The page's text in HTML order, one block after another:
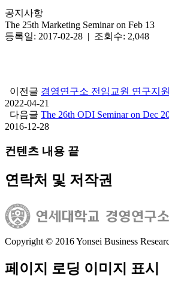
공지사항
The 25th Marketing Seminar on Feb 13
등록일: 2017-02-28 | 조회수: 2,048
이전글 경영연구소 전임교원 연구지
2022-04-21
다음글 The 26th ODI Seminar on Dec
2016-12-28
컨텐츠 내용 끝
연락처 및 저작권
Copyright © 2016 Yonsei Business
페이지 로딩 이미지 표시